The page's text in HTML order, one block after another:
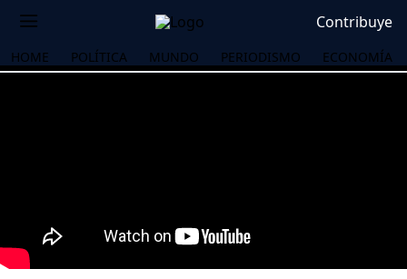
Contribuye
HOME POLÍTICA MUNDO PERIODISMO ECONOMÍA